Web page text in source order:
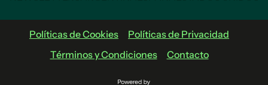
Políticas de Cookies
Políticas de Privacidad
Términos y Condiciones
Contacto